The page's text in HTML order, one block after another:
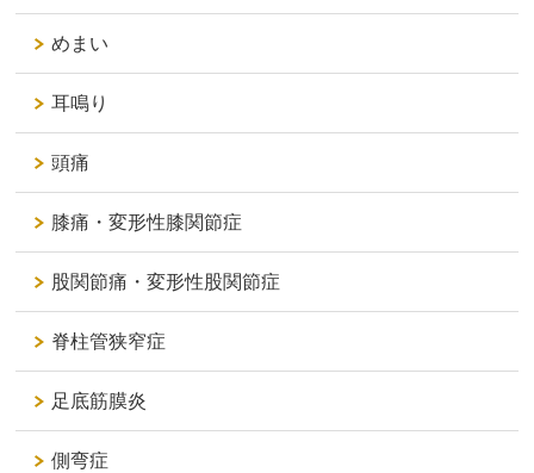
めまい
耳鳴り
頭痛
膝痛・変形性膝関節症
股関節痛・変形性股関節症
脊柱管狭窄症
足底筋膜炎
側弯症